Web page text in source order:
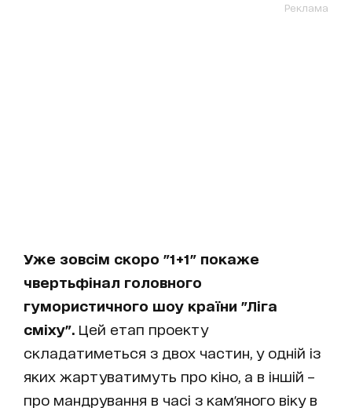
Реклама
Уже зовсім скоро "1+1" покаже
чвертьфінал головного
гумористичного шоу країни "Ліга
сміху". Цей етап проекту
складатиметься з двох частин, у одній із
яких жартуватимуть про кіно, а в іншій –
про мандрування в часі з кам'яного віку в